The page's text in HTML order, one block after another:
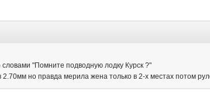
"Помните подводную лодку Курск ?"
но правда мерила жена только в 2-х местах потом